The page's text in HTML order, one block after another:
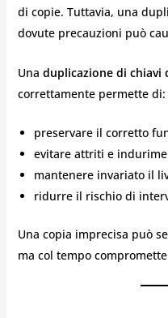
di copie. Tuttavia, una
dovute precauzioni può
Una duplicazione di chiavi
correttamente permette di:
preservare il corretto
evitare attriti e
mantenere invariato il
ridurre il rischio di
Una copia imprecisa può
ma col tempo